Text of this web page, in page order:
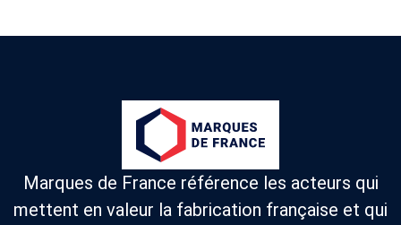
Marques de France référence les acteurs qui
mettent en valeur la fabrication française et qui